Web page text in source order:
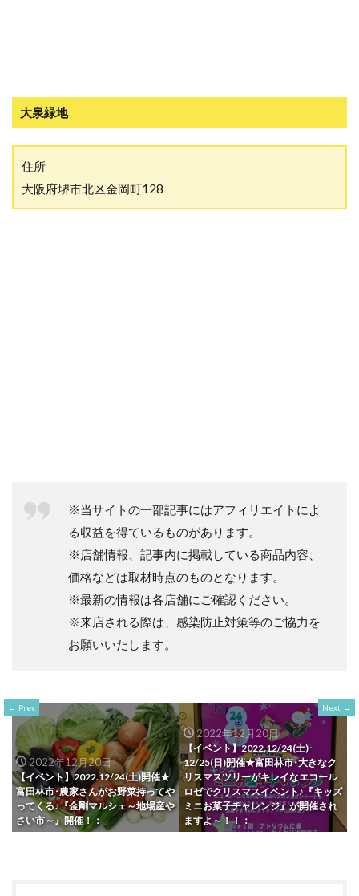
大泉緑地
住所
大阪府堺市北区金岡町128
※当サイトの一部記事にはアフィリエイトによ
る収益を得ているものがあります。
※店舗情報、記事内に掲載している商品内容、
価格などは取材時点のものとなります。
※最新の情報は各店舗にご確認ください。
※来店される際は、感染防止対策等のご協力を
お願いいたします。
Prev
2022年12月20日
【イベント】2022.12/24(土)開催★
富田林市･農家さんがお野菜持ってや
ってくる♪『金剛マルシェ～地場産や
さい市～』開催！：
Next
2022年12月20日
【イベント】2022.12/24(土)･
12/25(日)開催★富田林市･大きなク
リスマスツリーがキレイなエコール
ロゼでクリスマスイベント♪『キッズ
ミニお菓子チャレンジ』が開催され
ますよ～！！：